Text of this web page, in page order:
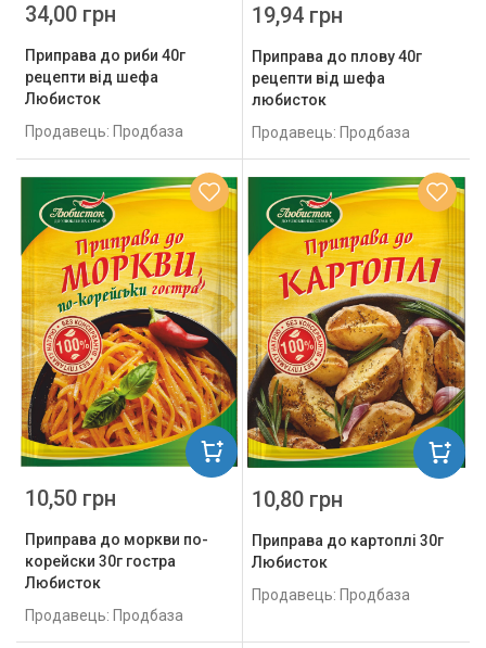
Приправа до риби 40г
рецепти від шефа
Любисток
Продавець: Продбаза
34,00 грн
Приправа до плову 40г
рецепти від шефа
любисток
Продавець: Продбаза
19,94 грн
Приправа до моркви по-
корейски 30г гостра
Любисток
Продавець: Продбаза
10,50 грн
Приправа до картоплі 30г
Любисток
Продавець: Продбаза
10,80 грн